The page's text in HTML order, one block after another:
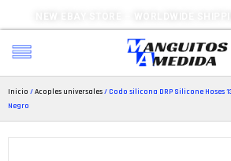
NEW EBAY STORE – WORLDWIDE
Inicio /Acoples universales/ Codo silicona DRP Silicone Hoses
Negro